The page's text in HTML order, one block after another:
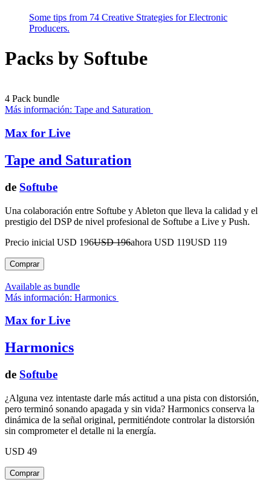
Some tips from 74 Creative Strategies for Electronic
Producers.
Packs by Softube
4 Pack bundle
Más información: Tape and Saturation
Max for Live
Tape and Saturation
de Softube
Una colaboración entre Softube y Ableton que lleva la calidad y el
prestigio del DSP de nivel profesional de Softube a Live y Push.
Precio inicial USD 196USD 196ahora USD 119USD 119
Available as bundle
Más información: Harmonics
Max for Live
Harmonics
de Softube
¿Alguna vez intentaste darle más actitud a una pista con distorsión,
pero terminó sonando apagada y sin vida? Harmonics conserva la
dinámica de la señal original, permitiéndote controlar la distorsión
sin comprometer el detalle ni la energía.
USD 49